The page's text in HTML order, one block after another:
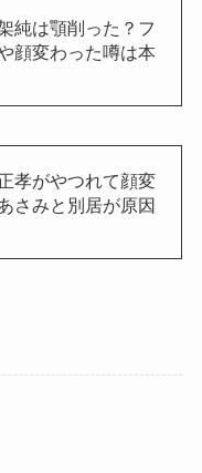
純は顎削った？フ
顔変わった噂は本
孝がやつれて顔変
さみと別居が原因